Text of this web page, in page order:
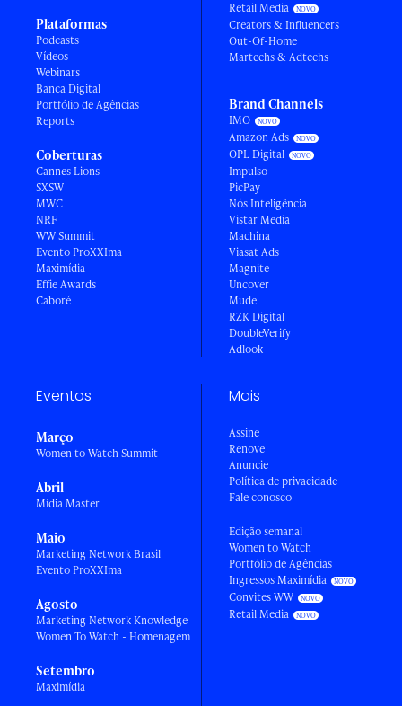
Plataformas
Podcasts
Vídeos
Webinars
Banca Digital
Portfólio de Agências
Reports
Coberturas
Cannes Lions
SXSW
MWC
NRF
WW Summit
Evento ProXXIma
Maximídia
Effie Awards
Caboré
Retail Media
Creators & Influencers
Out-Of-Home
Martechs & Adtechs
Brand Channels
IMO
Amazon Ads
OPL Digital
Impulso
PicPay
Nós Inteligência
Vistar Media
Machina
Viasat Ads
Magnite
Uncover
Mude
RZK Digital
DoubleVerify
Adlook
Eventos
Março
Women to Watch Summit
Abril
Mídia Master
Maio
Marketing Network Brasil
Evento ProXXIma
Agosto
Marketing Network Knowledge
Women To Watch - Homenagem
Setembro
Maximídia
Mais
Assine
Renove
Anuncie
Política de privacidade
Fale conosco
Edição semanal
Women to Watch
Portfólio de Agências
Ingressos Maximídia
Convites WW
Retail Media